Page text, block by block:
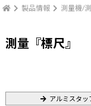
製品情報 測量機/
測量『標尺』
アルミスタッ